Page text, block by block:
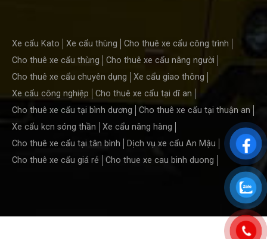
Xe cẩu Kato Xe cẩu thùng
Cho thuê xe cẩu công trình
Cho thuê xe cẩu thùng
Cho thuê xe cẩu nâng người
Cho thuê xe cẩu chuyên dụng
Xe cẩu giao thông
Xe cẩu công nghiệp
Cho thuê xe cẩu tại dĩ an
Cho thuê xe cẩu tại bình dương
Cho thuê xe cẩu tại thuận an
Xe cẩu kcn sóng thần
Xe cẩu nâng hàng
Cho thuê xe cẩu tại tân bình
Dịch vụ xe cẩu An Mậu
Cho thuê xe cẩu giá rẻ
Cho thue xe cau binh duong